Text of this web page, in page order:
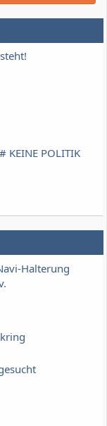
POLITIK
Halterung